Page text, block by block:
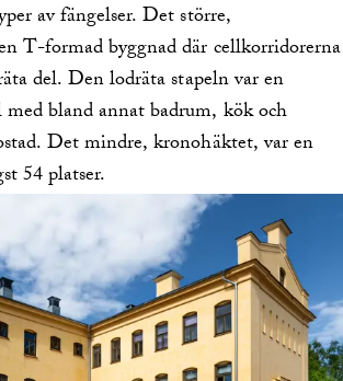
av fängelser. Det större,
T-formad byggnad där cellkorridorerna
del. Den lodräta stapeln var en
bland annat badrum, kök och
Det mindre, kronohäktet, var en
54 platser.